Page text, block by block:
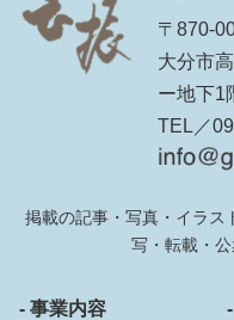
〒870-
大分市
ー地下1
TEL／
掲載の記事・写真・イラス
写・転載・公
- 事業内容